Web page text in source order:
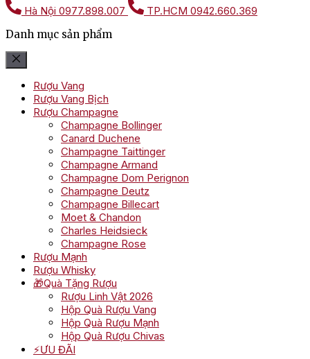
Hà Nội 0977.898.007 TP.HCM 0942.660.369
Danh mục sản phẩm
Rượu Vang
Rượu Vang Bịch
Rượu Champagne
Champagne Bollinger
Canard Duchene
Champagne Taittinger
Champagne Armand
Champagne Dom Perignon
Champagne Deutz
Champagne Billecart
Moet & Chandon
Charles Heidsieck
Champagne Rose
Rượu Mạnh
Rượu Whisky
🎁Quà Tặng Rượu
Rượu Linh Vật 2026
Hộp Quà Rượu Vang
Hộp Quà Rượu Mạnh
Hộp Quà Rượu Chivas
⚡ƯU ĐÃI